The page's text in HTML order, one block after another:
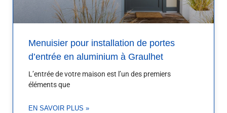
Menuisier pour installation de portes
d’entrée en aluminium à Graulhet
L’entrée de votre maison est l’un des premiers
éléments que
EN SAVOIR PLUS »